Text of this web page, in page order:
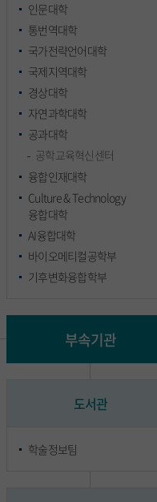
인문대학
통번역대학
국가전략언어대학
국제지역대학
경상대학
자연과학대학
공과대학
공학교육혁신센터
융합인재대학
Culture & Technology
융합대학
AI융합대학
바이오메티컬공학부
기후변화융합학부
부속기관
도서관
학술정보팀